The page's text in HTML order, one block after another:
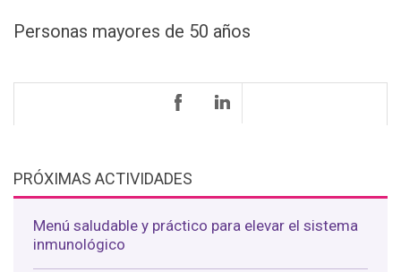
Personas mayores de 50 años
PRÓXIMAS ACTIVIDADES
Menú saludable y práctico para elevar el sistema
inmunológico